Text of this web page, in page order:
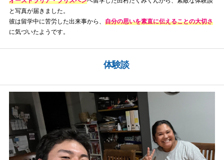
と写真が届きました。
彼は留学中に苦労した出来事から、 自分の思いを素直に伝えることの大切さ
に気づいたようです。
体験談